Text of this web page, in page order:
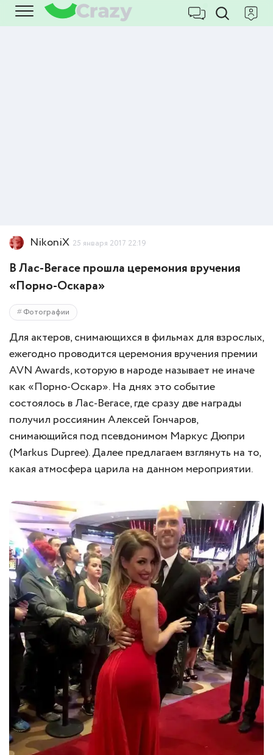
NikoniX 25 января 2017 22:19
В Лас-Вегасе прошла церемония вручения
«Порно-Оскара»
Фотографии
Для актеров, снимающихся в фильмах для взрослых,
ежегодно проводится церемония вручения премии
AVN Awards, которую в народе называет не иначе
как «Порно-Оскар». На днях это событие
состоялось в Лас-Вегасе, где сразу две награды
получил россиянин Алексей Гончаров,
снимающийся под псевдонимом Маркус Дюпри
(Markus Dupree). Далее предлагаем взглянуть на то,
какая атмосфера царила на данном мероприятии.